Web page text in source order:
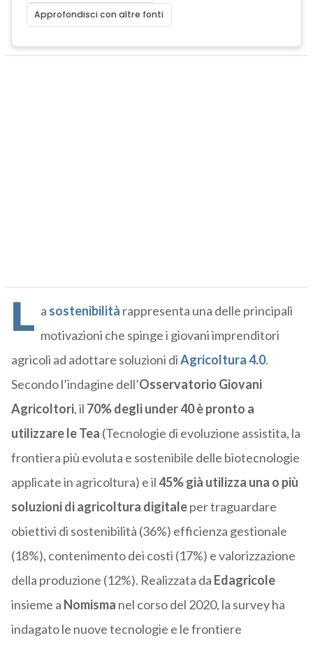
Approfondisci con altre fonti
L a sostenibilità rappresenta una delle principali
motivazioni che spinge i giovani imprenditori
agricoli ad adottare soluzioni diAgricoltura 4.0.
Secondo l’indagine dell’Osservatorio Giovani
Agricoltori, il 70% degli under 40 è pronto a
utilizzare le Tea (Tecnologie di evoluzione assistita, la
frontiera più evoluta e sostenibile delle biotecnologie
applicate in agricoltura) e il45% già utilizza una o più
soluzioni di agricoltura digitaleper traguardare
obiettivi di sostenibilità (36%) efficienza gestionale
(18%), contenimento dei costi (17%) e valorizzazione
della produzione (12%). Realizzata da Edagricole
insieme a Nomisma nel corso del 2020, la survey ha
indagato le nuove tecnologie e le frontiere